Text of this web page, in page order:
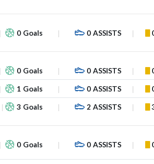
0 Goals 0 ASSISTS
0 Goals 0 ASSISTS
1 Goals 0 ASSISTS
3 Goals 2 ASSISTS
0 Goals 0 ASSISTS